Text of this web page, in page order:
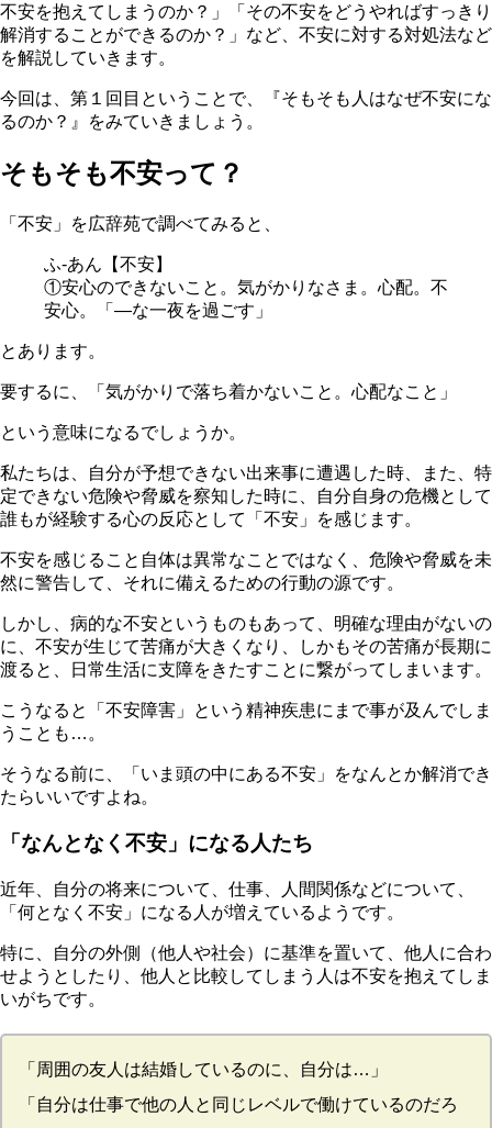
不安を抱えてしまうのか？」「その不安をどうやればすっきり
解消することができるのか？」など、不安に対する対処法など
を解説していきます。
今回は、第１回目ということで、
『そもそも人はなぜ不安にな
るのか？』
をみていきましょう。
そもそも不安って？
「不安」 を広辞苑で調べてみると、
ふ‐あん【不安】
①安心のできないこと。気がかりなさま。心配。不
安心。「―な一夜を過ごす」
とあります。
要するに、「気がかりで落ち着かないこと。心配なこと」
という意味になるでしょうか。
私たちは、自分が予想できない出来事に遭遇した時、また、特
定できない危険や脅威を察知した時に、自分自身の危機として
誰もが経験する心の反応として
「不安」 を感じます。
不安を感じること自体は異常なことではなく、危険や脅威を未
然に警告して、それに備えるための行動の源です。
しかし、病的な不安というものもあって、明確な理由がないの
に、不安が生じて苦痛が大きくなり、しかもその苦痛が長期に
渡ると、日常生活に支障をきたすことに繋がってしまいます。
こうなると 「不安障害」
という精神疾患にまで事が及んでしま
うことも…。
そうなる前に、「いま頭の中にある不安」をなんとか解消でき
たらいいですよね。
「なんとなく不安」になる人たち
近年、自分の将来について、仕事、人間関係などについて、
「何となく不安」になる人が増えているようです。
特に、自分の外側（他人や社会）に基準を置いて、他人に合わ
せようとしたり、他人と比較してしまう人は不安を抱えてしま
いがちです。
「周囲の友人は結婚しているのに、自分は…」
「自分は仕事で他の人と同じレベルで働けているのだろ